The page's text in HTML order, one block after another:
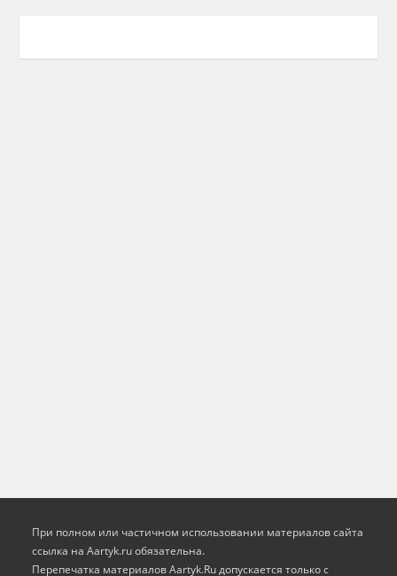
При полном или частичном использовании материалов сайта
ссылка на Aartyk.ru oбязательна.
Перепечатка материалов Aartyk.Ru допускается только с